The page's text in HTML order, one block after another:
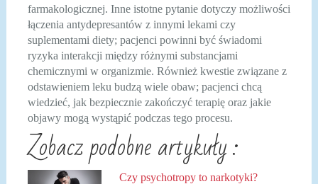
farmakologicznej. Inne istotne pytanie dotyczy możliwości
łączenia antydepresantów z innymi lekami czy
suplementami diety; pacjenci powinni być świadomi
ryzyka interakcji między różnymi substancjami
chemicznymi w organizmie. Również kwestie związane z
odstawieniem leku budzą wiele obaw; pacjenci chcą
wiedzieć, jak bezpiecznie zakończyć terapię oraz jakie
objawy mogą wystąpić podczas tego procesu.
Zobacz podobne artykuły :
Czy psychotropy to narkotyki?